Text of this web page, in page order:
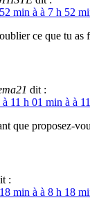
min à à 7 h 52
ce que tu
dit :
11 h 01 min à à
que proposez-
:
min à à 8 h 18